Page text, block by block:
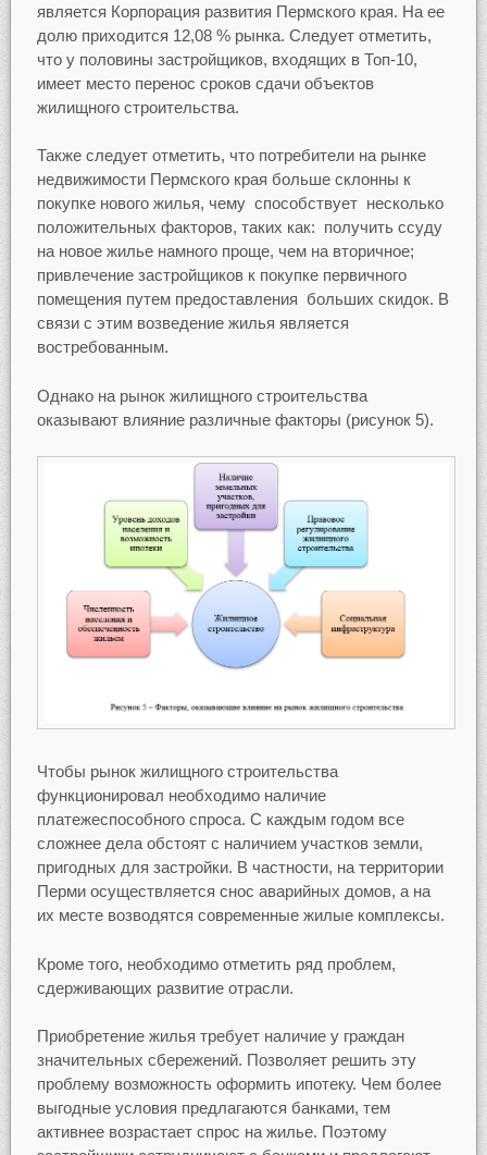
является Корпорация развития Пермского края. На ее
долю приходится 12,08 % рынка. Следует отметить,
что у половины застройщиков, входящих в Топ-10,
имеет место перенос сроков сдачи объектов
жилищного строительства.
Также следует отметить, что потребители на рынке
недвижимости Пермского края больше склонны к
покупке нового жилья, чему способствует несколько
положительных факторов, таких как: получить ссуду
на новое жилье намного проще, чем на вторичное;
привлечение застройщиков к покупке первичного
помещения путем предоставления больших скидок. В
связи с этим возведение жилья является
востребованным.
Однако на рынок жилищного строительства
оказывают влияние различные факторы (рисунок 5).
Чтобы рынок жилищного строительства
функционировал необходимо наличие
платежеспособного спроса. С каждым годом все
сложнее дела обстоят с наличием участков земли,
пригодных для застройки. В частности, на территории
Перми осуществляется снос аварийных домов, а на
их месте возводятся современные жилые комплексы.
Кроме того, необходимо отметить ряд проблем,
сдерживающих развитие отрасли.
Приобретение жилья требует наличие у граждан
значительных сбережений. Позволяет решить эту
проблему возможность оформить ипотеку. Чем более
выгодные условия предлагаются банками, тем
активнее возрастает спрос на жилье. Поэтому